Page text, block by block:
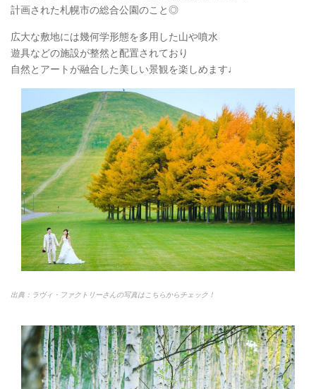
計画された札幌市の総合公園のこと◎
広大な敷地には幾何学形態を多用した山や噴水
遊具などの施設が整然と配置されており
自然とアートが融合した美しい景観を楽しめます♩
出典：ラヴィ・ファクトリーさんの写真はこちらからチェック！